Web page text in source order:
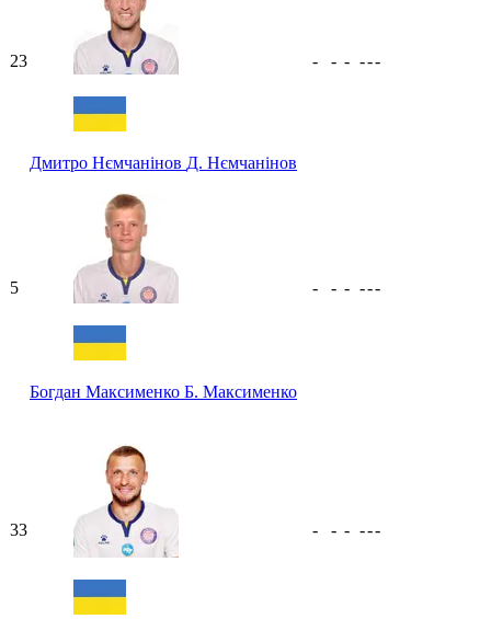
23
Дмитро Нємчанінов Д. Нємчанінов
- - - ---
5
Богдан Максименко Б. Максименко
- - - ---
33 - - - ---